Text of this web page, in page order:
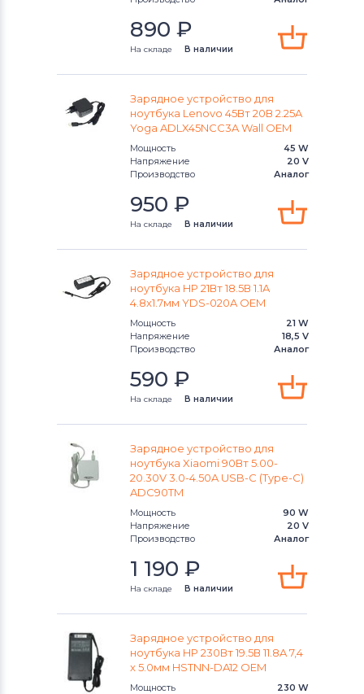
890 ₽
На складе В наличии
Зарядное устройство для
ноутбука Lenovo 45Вт 20В 2.25A
Yoga ADLX45NCC3A Wall OEM
Мощность
45 W
Напряжение
20 V
Производство
Аналог
950 ₽
На складе В наличии
Зарядное устройство для
ноутбука HP 21Вт 18.5В 1.1A
4.8x1.7мм YDS-020A OEM
Мощность
21 W
Напряжение
18,5 V
Производство
Аналог
590 ₽
На складе В наличии
Зарядное устройство для
ноутбука Xiaomi 90Вт 5.00-
20.30V 3.0-4.50A USB-C (Type-C)
ADC90TM
Мощность
90 W
Напряжение
20 V
Производство
Аналог
1 190 ₽
На складе В наличии
Зарядное устройство для
ноутбука HP 230Вт 19.5В 11.8A 7,4
x 5.0мм HSTNN-DA12 OEM
Мощность
230 W